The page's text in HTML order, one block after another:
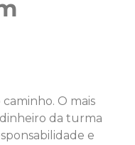
O mais
da turma
e